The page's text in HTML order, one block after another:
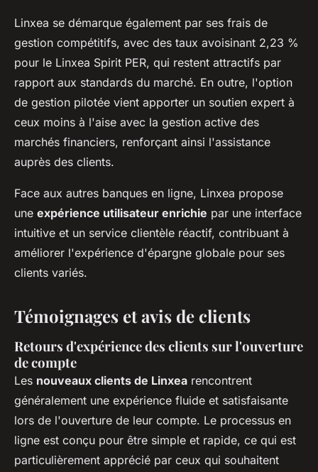
Linxea se démarque également par ses frais de
gestion compétitifs, avec des taux avoisinant 2,23 %
pour le Linxea Spirit PER, qui restent attractifs par
rapport aux standards du marché. En outre, l'option
de gestion pilotée vient apporter un soutien expert à
ceux moins à l'aise avec la gestion active des
marchés financiers, renforçant ainsi l'assistance
auprès des clients.
Face aux autres banques en ligne, Linxea propose
une expérience utilisateur enrichie par une interface
intuitive et un service clientèle réactif, contribuant à
améliorer l'expérience d'épargne globale pour ses
clients variés.
Témoignages et avis de clients
Retours d'expérience des clients sur l'ouverture
de compte
Les nouveaux clients de Linxea rencontrent
généralement une expérience fluide et satisfaisante
lors de l'ouverture de leur compte. Le processus en
ligne est conçu pour être simple et rapide, ce qui est
particulièrement apprécié par ceux qui souhaitent